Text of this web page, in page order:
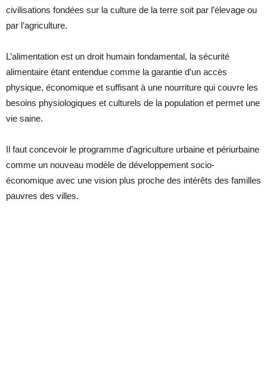
civilisations fondées sur la culture de la terre soit par l’élevage ou
par l’agriculture.
L’alimentation est un droit humain fondamental, la sécurité
alimentaire étant entendue comme la garantie d’un accès
physique, économique et suffisant à une nourriture qui couvre les
besoins physiologiques et culturels de la population et permet une
vie saine.
Il faut concevoir le programme d’agriculture urbaine et périurbaine
comme un nouveau modèle de développement socio-
économique avec une vision plus proche des intérêts des familles
pauvres des villes.